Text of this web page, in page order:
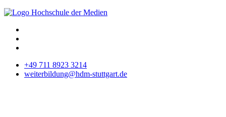
+49 711 8923 3214
weiterbildung@hdm-stuttgart.de